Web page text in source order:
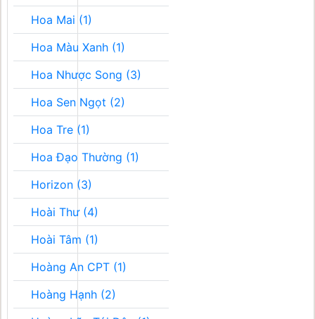
Hoa Mai (1)
Hoa Màu Xanh (1)
Hoa Nhược Song (3)
Hoa Sen Ngọt (2)
Hoa Tre (1)
Hoa Đạo Thường (1)
Horizon (3)
Hoài Thư (4)
Hoài Tâm (1)
Hoàng An CPT (1)
Hoàng Hạnh (2)